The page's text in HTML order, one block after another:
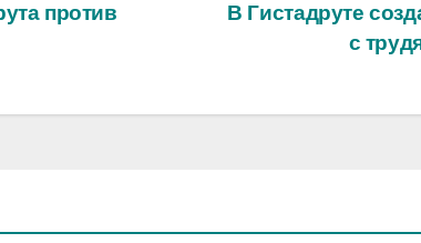
В Гистадруте
с
против